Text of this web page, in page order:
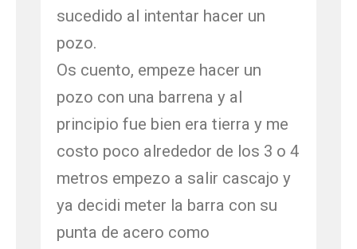
sucedido al intentar hacer un
pozo.
Os cuento, empeze hacer un
pozo con una barrena y al
principio fue bien era tierra y me
costo poco alrededor de los 3 o 4
metros empezo a salir cascajo y
ya decidi meter la barra con su
punta de acero como